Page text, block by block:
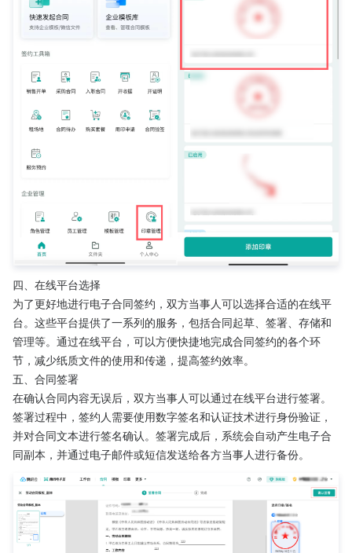
四、在线平台选择
为了更好地进行电子合同签约，双方当事人可以选择合适的在线平
台。这些平台提供了一系列的服务，包括合同起草、签署、存储和
管理等。通过在线平台，可以方便快捷地完成合同签约的各个环
节，减少纸质文件的使用和传递，提高签约效率。
五、合同签署
在确认合同内容无误后，双方当事人可以通过在线平台进行签署。
签署过程中，签约人需要使用数字签名和认证技术进行身份验证，
并对合同文本进行签名确认。签署完成后，系统会自动产生电子合
同副本，并通过电子邮件或短信发送给各方当事人进行备份。